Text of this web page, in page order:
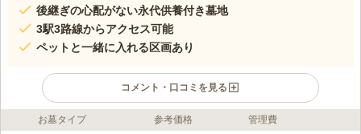
後継ぎの心配がない永代供養付き墓地
3駅3路線からアクセス可能
ペットと一緒に入れる区画あり
コメント・口コミを見る
ライフドット編集部のコメント
お墓タイプ 参考価格 管理費